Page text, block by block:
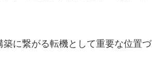
に繋がる転機として重要な位置づ